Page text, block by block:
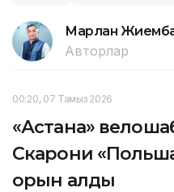
Марлан
Авторлар
00:20, 07 Тамыз 2026
«Астана»
Скарони
орын алды